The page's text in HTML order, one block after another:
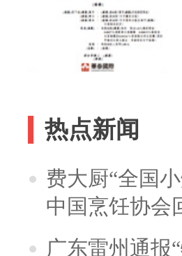
热点新闻
费大厨“全国
中国烹饪协会
广东雷州通报